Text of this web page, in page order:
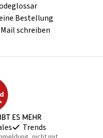
Bestellung
schreiben
es mehr
Trends